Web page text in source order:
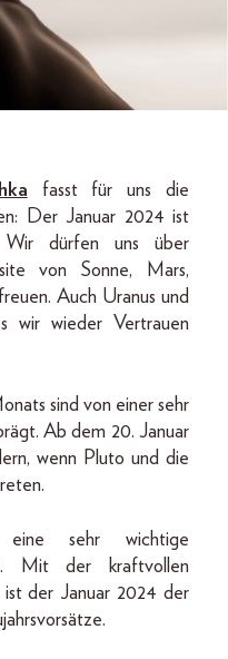
fasst für uns die
Der Januar 2024 ist
Wir dürfen uns über
von Sonne, Mars,
Auch Uranus und
wir wieder Vertrauen
sind von einer sehr
Ab dem 20. Januar
wenn Pluto und die
sehr wichtige
Mit der kraftvollen
der Januar 2024 der